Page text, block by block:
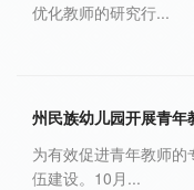
优化教师的研究行...
州民族幼儿园开展青
为有效促进青年教师
伍建设。10月...